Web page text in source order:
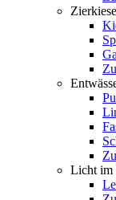
Licht im